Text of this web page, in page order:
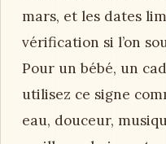
mars, et les dates
vérification si l’on
Pour un bébé, un
utilisez ce signe
eau, douceur,